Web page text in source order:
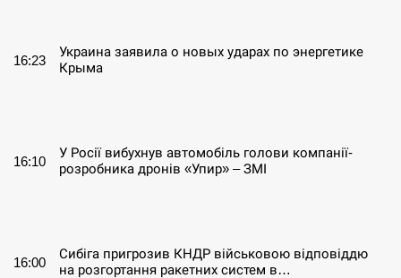
16:23
Украина заявила о новых ударах по энергетике
Крыма
16:10
У Росії вибухнув автомобіль голови компанії-
розробника дронів «Упир» – ЗМІ
16:00
Сибіга пригрозив КНДР військовою відповіддю
на розгортання ракетних систем в…